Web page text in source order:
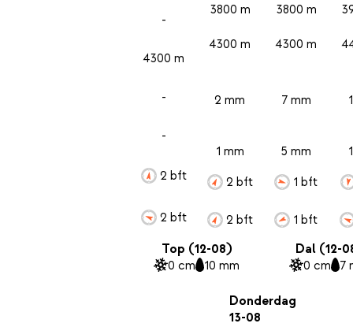
-
4300 m
-
-
2 bft
2 bft
3800 m
4300 m
2 mm
1 mm
2 bft
2 bft
3800 m
4300 m
7 mm
5 mm
1 bft
1 bft
Top (12-08)
0 cm 10 mm
Dal (12-
0 cm 7
Donderdag
13-08